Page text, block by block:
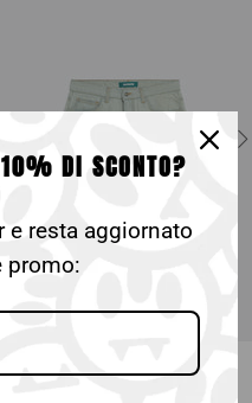
SALE50%DI SCONTO?
e resta aggiornato
promo: